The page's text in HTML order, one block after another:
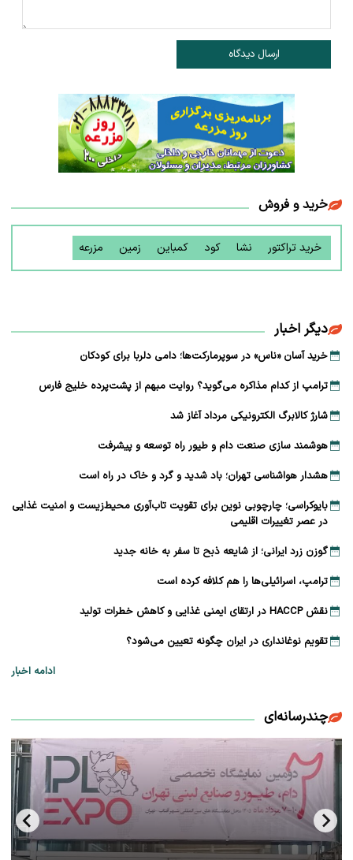
ارسال دیدگاه
خرید و فروش
خرید تراکتور نشا کود کمباین زمین مزرعه
دیگر اخبار
خرید آسان «ناس» در سوپرمارکت‌ها؛ دامی دلربا برای کودکان
ترامپ از کدام مذاکره می‌گوید؟ روایت مبهم از پشت‌پرده خلیج فارس
شارژ کالابرگ الکترونیکی مرداد آغاز شد
هوشمند سازی صنعت دام و طیور راه توسعه و پیشرفت
هشدار هواشناسی تهران؛ باد شدید و گرد و خاک در راه است
بایوکراسی؛ چارچوبی نوین برای تقویت تاب‌آوری محیط‌زیست و امنیت غذایی
در عصر تغییرات اقلیمی
گوزن زرد ایرانی؛ از شایعه ذبح تا سفر به خانه جدید
ترامپ، اسرائیلی‌ها را هم کلافه کرده است
نقش HACCP در ارتقای ایمنی غذایی و کاهش خطرات تولید
تقویم نوغانداری در ایران چگونه تعیین می‌شود؟
ادامه اخبار
چندرسانه‌ای